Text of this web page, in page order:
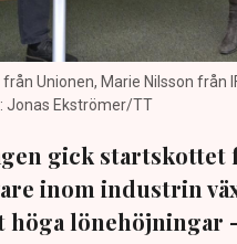
från Unionen, Marie Nilsson
Jonas Ekströmer/TT
gick
inom industrin
lönehöjningar